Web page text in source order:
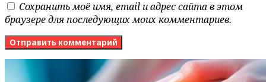
Сохранить моё имя, email и адрес сайта в этом
браузере для последующих моих комментариев.